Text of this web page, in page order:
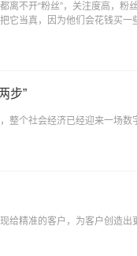
不开“粉丝”，关注度高，
它当真，因为他们会花钱买一
步”
整个社会经济已经迎来一场数
精准的客户，为客户创造出